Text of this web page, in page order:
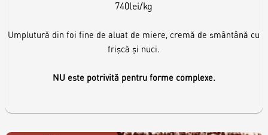
740lei/kg
Umplutură din foi fine de aluat de miere, cremă de smântână cu
frișcă și nuci.
NU este potrivită pentru forme complexe.